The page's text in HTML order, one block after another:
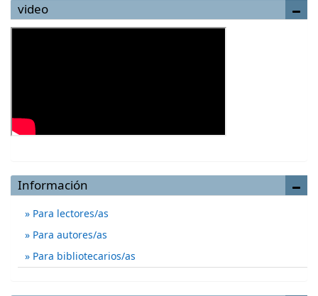
video
Información
Para lectores/as
Para autores/as
Para bibliotecarios/as